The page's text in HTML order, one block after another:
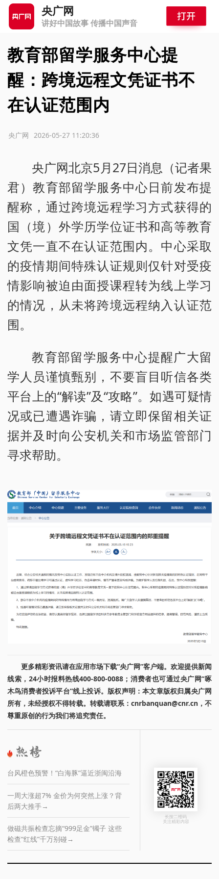
央广网
讲好中国故事 传播中国声音
教育部留学服务中心提
醒：跨境远程文凭证书不
在认证范围内
2026-05-27 11:20:36
央广网
央广网北京5月27日消息（记者果
君）教育部留学服务中心日前发布提
醒称，通过跨境远程学习方式获得的
国（境）外学历学位证书和高等教育
文凭一直不在认证范围内。中心采取
的疫情期间特殊认证规则仅针对受疫
情影响被迫由面授课程转为线上学习
的情况，从未将跨境远程纳入认证范
围。
教育部留学服务中心提醒广大留
学人员谨慎甄别，不要盲目听信各类
平台上的“解读”及“攻略”。如遇可疑情
况或已遭遇诈骗，请立即保留相关证
据并及时向公安机关和市场监管部门
寻求帮助。
更多精彩资讯请在应用市场下载“央广网”客户端。欢迎提供新闻
线索，24小时报料热线400-800-0088；消费者也可通过央广网“啄
木鸟消费者投诉平台”线上投诉。版权声明：本文章版权归属央广网
所有，未经授权不得转载。转载请联系：cnrbanquan@cnr.cn，不
尊重原创的行为我们将追究责任。
台风橙色预警！“白海豚”逼近浙闽沿海
一周大涨超7% 金价为何突然上涨？背
后两大推手→
做磁共振检查忘摘“999足金”镯子 这些
检查“红线”千万别碰→
长按二维码
关注精彩内容